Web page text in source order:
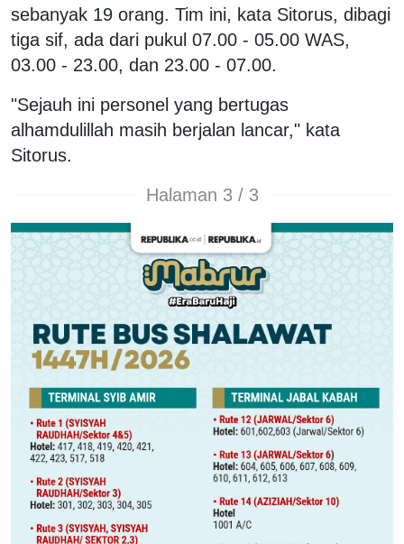
sebanyak 19 orang. Tim ini, kata Sitorus, dibagi
tiga sif, ada dari pukul 07.00 - 05.00 WAS,
03.00 - 23.00, dan 23.00 - 07.00.
"Sejauh ini personel yang bertugas
alhamdulillah masih berjalan lancar," kata
Sitorus.
Halaman 3 / 3